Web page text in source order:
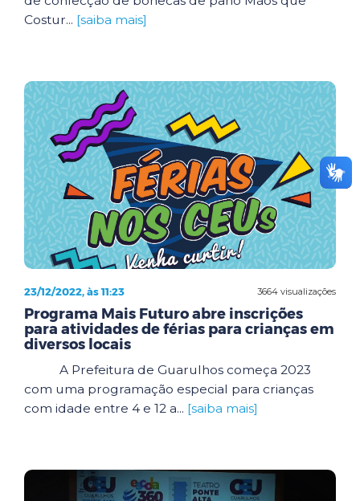
Costur... [saiba mais]
3664 visualizações
23/12/2022, às 11:23
Programa Mais Futuro abre inscrições
para atividades de férias para crianças em
diversos locais
A Prefeitura de Guarulhos começa 2023
com uma programação especial para crianças
com idade entre 4 e 12 a... [saiba mais]